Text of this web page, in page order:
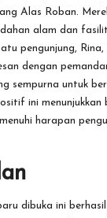
Alas Roban.
alam dan
pengunjung,
dengan
sempurna untuk
ini menunjukkan
harapan
dibuka ini